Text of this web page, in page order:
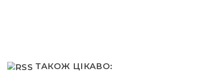
ТАКОЖ ЦІКАВО: